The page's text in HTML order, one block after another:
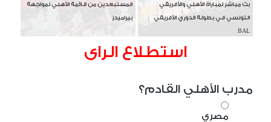
بث مباشر لمباراة الأهلي والأفريقي
التونسي في بطولة الدوري الأفريقي
BAL
المستبعدين من قائمة الأهلي لمواجهة
بيراميدز
استطلاع الراى
مدرب الأهلي القادم؟
مصري